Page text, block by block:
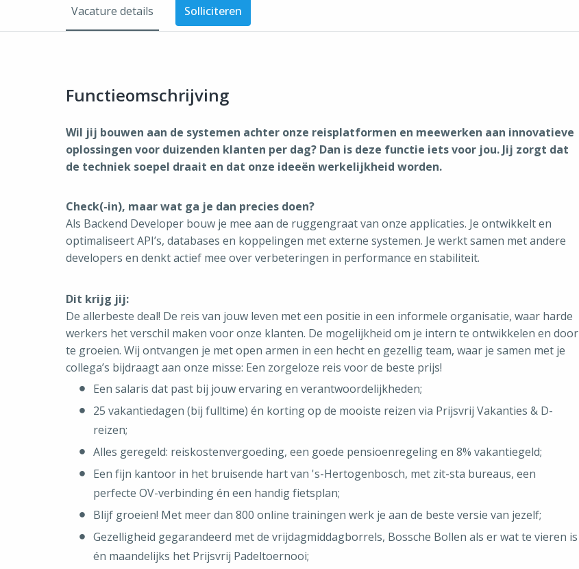
Vacature details Solliciteren
Functieomschrijving
Wil jij bouwen aan de systemen achter onze reisplatformen en meewerken aan innovatieve
oplossingen voor duizenden klanten per dag? Dan is deze functie iets voor jou. Jij zorgt dat
de techniek soepel draait en dat onze ideeën werkelijkheid worden.
Check(-in), maar wat ga je dan precies doen?
Als Backend Developer bouw je mee aan de ruggengraat van onze applicaties. Je ontwikkelt en
optimaliseert API’s, databases en koppelingen met externe systemen. Je werkt samen met andere
developers en denkt actief mee over verbeteringen in performance en stabiliteit.
Dit krijg jij:
De allerbeste deal! De reis van jouw leven met een positie in een informele organisatie, waar harde
werkers het verschil maken voor onze klanten. De mogelijkheid om je intern te ontwikkelen en door
te groeien. Wij ontvangen je met open armen in een hecht en gezellig team, waar je samen met je
collega’s bijdraagt aan onze misse: Een zorgeloze reis voor de beste prijs!
Een salaris dat past bij jouw ervaring en verantwoordelijkheden;
25 vakantiedagen (bij fulltime) én korting op de mooiste reizen via Prijsvrij Vakanties & D-
reizen;
Alles geregeld: reiskostenvergoeding, een goede pensioenregeling en 8% vakantiegeld;
Een fijn kantoor in het bruisende hart van 's-Hertogenbosch, met zit-sta bureaus, een
perfecte OV-verbinding én een handig fietsplan;
Blijf groeien! Met meer dan 800 online trainingen werk je aan de beste versie van jezelf;
Gezelligheid gegarandeerd met de vrijdagmiddagborrels, Bossche Bollen als er wat te vieren is
én maandelijks het Prijsvrij Padeltoernooi;